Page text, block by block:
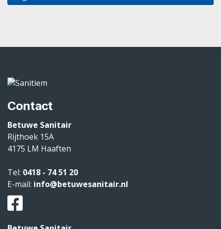
Contact
Betuwe Sanitair
Rijthoek 15A
4175 LM Haaften
Tel: 0418 - 74 51 20
E-mail: info@betuwesanitair.nl